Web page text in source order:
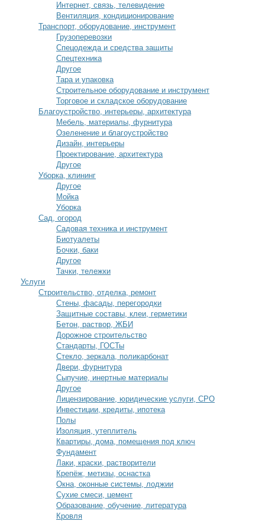
Интернет, связь, телевидение
Вентиляция, кондиционирование
Транспорт, оборудование, инструмент
Грузоперевозки
Спецодежда и средства защиты
Спецтехника
Другое
Тара и упаковка
Строительное оборудование и инструмент
Торговое и складское оборудование
Благоустройство, интерьеры, архитектура
Мебель, материалы, фурнитура
Озеленение и благоустройство
Дизайн, интерьеры
Проектирование, архитектура
Другое
Уборка, клининг
Другое
Мойка
Уборка
Сад, огород
Садовая техника и инструмент
Биотуалеты
Бочки, баки
Другое
Тачки, тележки
Услуги
Строительство, отделка, ремонт
Стены, фасады, перегородки
Защитные составы, клеи, герметики
Бетон, раствор, ЖБИ
Дорожное строительство
Стандарты, ГОСТы
Стекло, зеркала, поликарбонат
Двери, фурнитура
Сыпучие, инертные материалы
Другое
Лицензирование, юридические услуги, СРО
Инвестиции, кредиты, ипотека
Полы
Изоляция, утеплитель
Квартиры, дома, помещения под ключ
Фундамент
Лаки, краски, растворители
Крепёж, метизы, оснастка
Окна, оконные системы, лоджии
Сухие смеси, цемент
Образование, обучение, литература
Кровля